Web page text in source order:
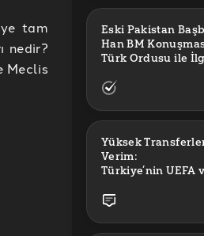
tam
nedir?
Meclis
Eski Pakistan
Han BM
Türk Ordusu ile
Yüksek
Verim:
Türkiye’nin UEFA